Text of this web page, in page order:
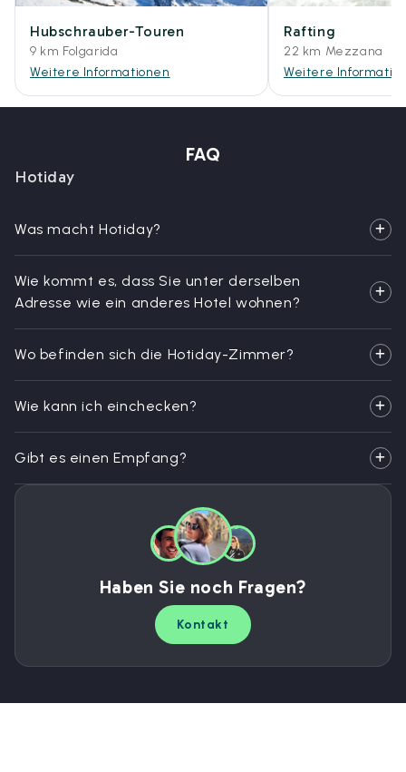
Hubschrauber-Touren
9 km Folgarida
Weitere Informationen
Rafting
22 km Mezzana
Weitere
FAQ
Hotiday
Was macht Hotiday?
Wie kommt es, dass Sie unter derselben
Adresse wie ein anderes Hotel wohnen?
Wo befinden sich die Hotiday-Zimmer?
Wie kann ich einchecken?
Gibt es einen Empfang?
Haben Sie noch Fragen?
Kontakt